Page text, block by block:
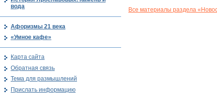
Все материалы раздела
вода
Афоризмы 21 века
«Умное кафе»
Карта сайта
Обратная связь
Тема для размышлений
Прислать информацию